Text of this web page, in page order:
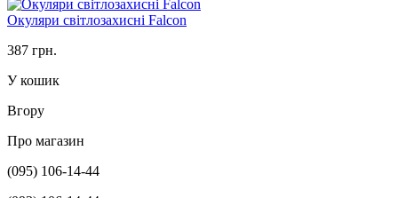
Окуляри світлозахисні Falcon
387 грн.
У кошик
Вгору
Про магазин
(095) 106-14-44